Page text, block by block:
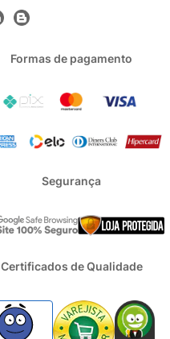
Formas de pagamento
Segurança
Certificados de Qualidade